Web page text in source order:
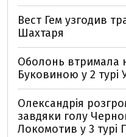
Вест Гем узгодив
Шахтаря
Оболонь втримала
Буковиною у 2 турі
Олександрія
завдяки голу
Локомотив у 3 турі